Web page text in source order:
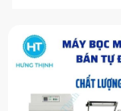
phân phối
Đội ngũ tư vấn, kỹ
pháp tối ưu cho
Có sẵn Màng co
thước